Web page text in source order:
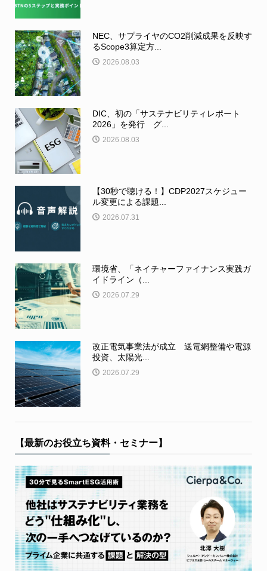
NEC、サプライヤのCO2削減成果を反映す
るScope3算定方...
2026.08.03
DIC、初の「サステナビリティレポート
2026」を発行 グ...
2026.08.03
【30秒で聴ける！】CDP2027スケジュー
ル変更による課題...
2026.07.31
環境省、「ネイチャーファイナンス実践ガ
イドライン（...
2026.07.29
改正電気事業法が成立 送電網整備や電源
投資、太陽光...
2026.07.29
【最新のお役立ち資料・セミナー】